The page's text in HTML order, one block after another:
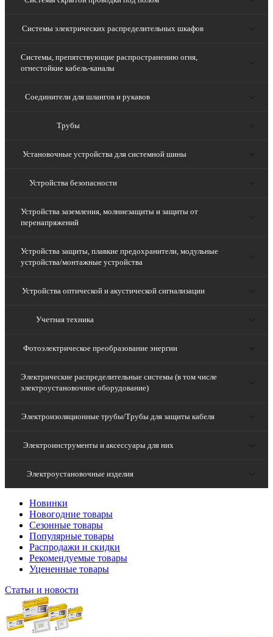
Системы электрических распределительных шкафов
Системы, препятствующие распространению огня,
огнестойкие кабель-каналы
Соединители для шлангов и рукавов
Трубы
Установочные устройства для системной шины
Устройства безопасности
Устройства заземления, молниезащиты и защиты от
перенапряжений
Устройства защиты, плавкие предохранители, модульные
устройства/монтажные устройства
Устройства оптической и акустической сигнализации
Учетная техника
Фотоэлектрическое преобразование энергии
Электрические распределительные системы (в том числе
электроустановочное оборудование)
Электроизоляционные трубы/Трубы для защиты кабеля
Электроинструменты и аксессуары для них
Электроустановочные изделия
Новинки
Новогодние товары
Сезонные товары
Популярные товары
Распродажи и скидки
Рекомендуемые товары
Уцененные товары
Статьи и новости